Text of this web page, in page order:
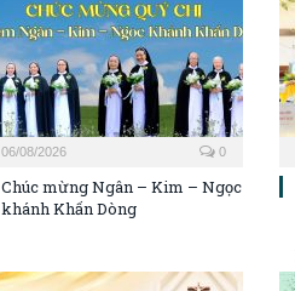
06/08/2026 0
Chúc mừng Ngân – Kim – Ngọc
khánh Khấn Dòng